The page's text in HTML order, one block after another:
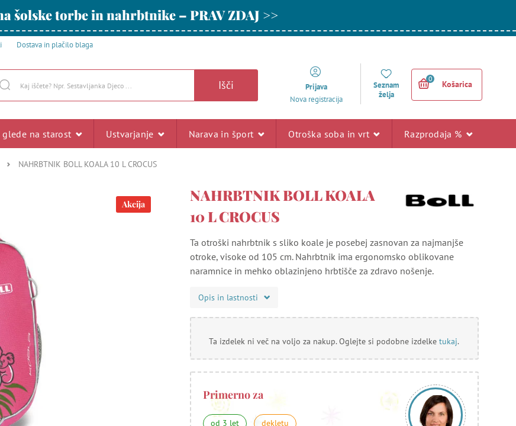
šolske torbe in nahrbtnike – PRAV ZDAJ >>
Dostava in plačilo blaga
Išči
Prijava
Nova registracija
Seznam
želja
0
Košarica
glede na starost Ustvarjanje Narava in šport Otroška soba in vrt Razprodaja %
NAHRBTNIK BOLL KOALA 10 L CROCUS
Akcija
NAHRBTNIK BOLL KOALA
10 L CROCUS
Ta otroški nahrbtnik s sliko koale je posebej zasnovan za najmanjše
otroke, visoke od 105 cm. Nahrbtnik ima ergonomsko oblikovane
naramnice in mehko oblazinjeno hrbtišče za zdravo nošenje.
Opis in lastnosti
Ta izdelek ni več na voljo za nakup. Oglejte si podobne izdelke tukaj.
Primerno za
od 3 let dekletu